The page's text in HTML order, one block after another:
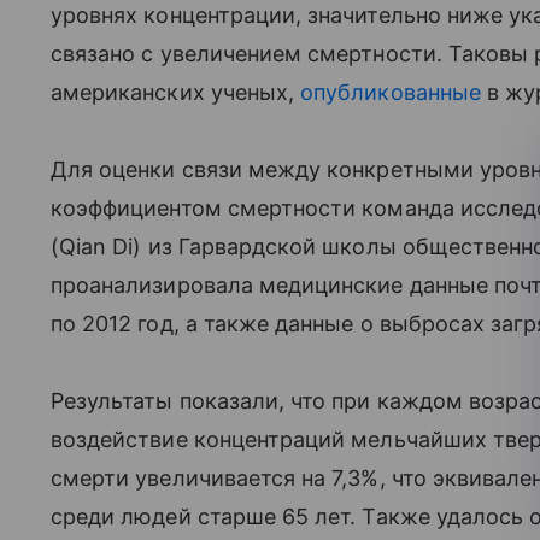
уровнях концентрации, значительно ниже
связано с увеличением смертности. Таковы
американских ученых, опубликованныев
Для оценки связи между конкретными
коэффициентом смертности команда
(Qian Di) из Гарвардской школы
проанализировала медицинские данные
по 2012 год, а также данные о выбросах
Результаты показали, что при каждом
воздействие концентраций мельчайших
смерти увеличивается на 7,3%, что
среди людей старше 65 лет. Также удалось